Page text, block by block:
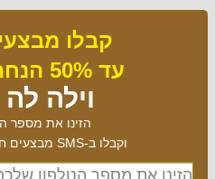
קבלו
עד 50% הנחה בהזמנת:
וילה
הזינו את מספר
וקבלו ב-SMS מבצעים חמים שווים במיוחד!